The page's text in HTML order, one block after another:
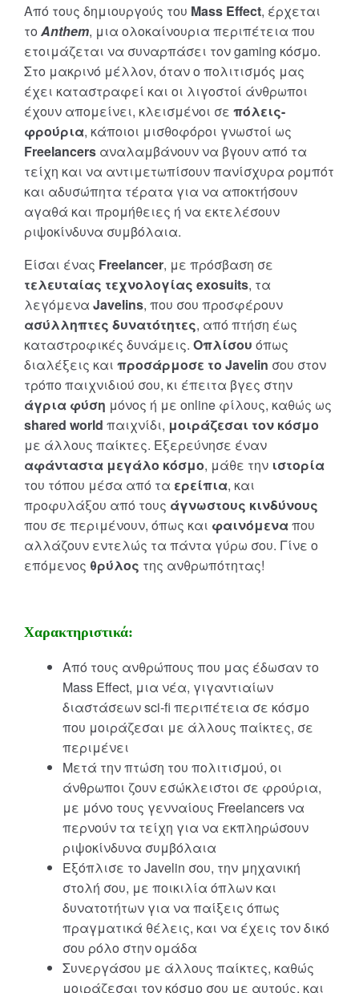
Από τους δημιουργούς του Mass Effect, έρχεται
το Anthem, μια ολοκαίνουρια περιπέτεια που
ετοιμάζεται να συναρπάσει τον gaming κόσμο.
Στο μακρινό μέλλον, όταν ο πολιτισμός μας
έχει καταστραφεί και οι λιγοστοί άνθρωποι
έχουν απομείνει, κλεισμένοι σε πόλεις-
φρούρια, κάποιοι μισθοφόροι γνωστοί ως
Freelancers αναλαμβάνουν να βγουν από τα
τείχη και να αντιμετωπίσουν πανίσχυρα ρομπότ
και αδυσώπητα τέρατα για να αποκτήσουν
αγαθά και προμήθειες ή να εκτελέσουν
ριψοκίνδυνα συμβόλαια.
Είσαι ένας Freelancer, με πρόσβαση σε
τελευταίας τεχνολογίας exosuits, τα
λεγόμενα Javelins, που σου προσφέρουν
ασύλληπτες δυνατότητες, από πτήση έως
καταστροφικές δυνάμεις. Οπλίσου όπως
διαλέξεις και προσάρμοσε το Javelin σου στον
τρόπο παιχνιδιού σου, κι έπειτα βγες στην
άγρια φύση μόνος ή με online φίλους, καθώς ως
shared world παιχνίδι, μοιράζεσαι τον κόσμο
με άλλους παίκτες. Εξερεύνησε έναν
αφάνταστα μεγάλο κόσμο, μάθε την ιστορία
του τόπου μέσα από τα ερείπια, και
προφυλάξου από τους άγνωστους κινδύνους
που σε περιμένουν, όπως και φαινόμεναπου
αλλάζουν εντελώς τα πάντα γύρω σου. Γίνε ο
επόμενος θρύλος της ανθρωπότητας!
Χαρακτηριστικά:
Από τους ανθρώπους που μας έδωσαν το
Mass Effect, μια νέα, γιγαντιαίων
διαστάσεων sci-fi περιπέτεια σε κόσμο
που μοιράζεσαι με άλλους παίκτες, σε
περιμένει
Μετά την πτώση του πολιτισμού, οι
άνθρωποι ζουν εσώκλειστοι σε φρούρια,
με μόνο τους γενναίους Freelancers να
περνούν τα τείχη για να εκπληρώσουν
ριψοκίνδυνα συμβόλαια
Εξόπλισε το Javelin σου, την μηχανική
στολή σου, με ποικιλία όπλων και
δυνατοτήτων για να παίξεις όπως
πραγματικά θέλεις, και να έχεις τον δικό
σου ρόλο στην ομάδα
Συνεργάσου με άλλους παίκτες, καθώς
μοιράζεσαι τον κόσμο σου με αυτούς, και